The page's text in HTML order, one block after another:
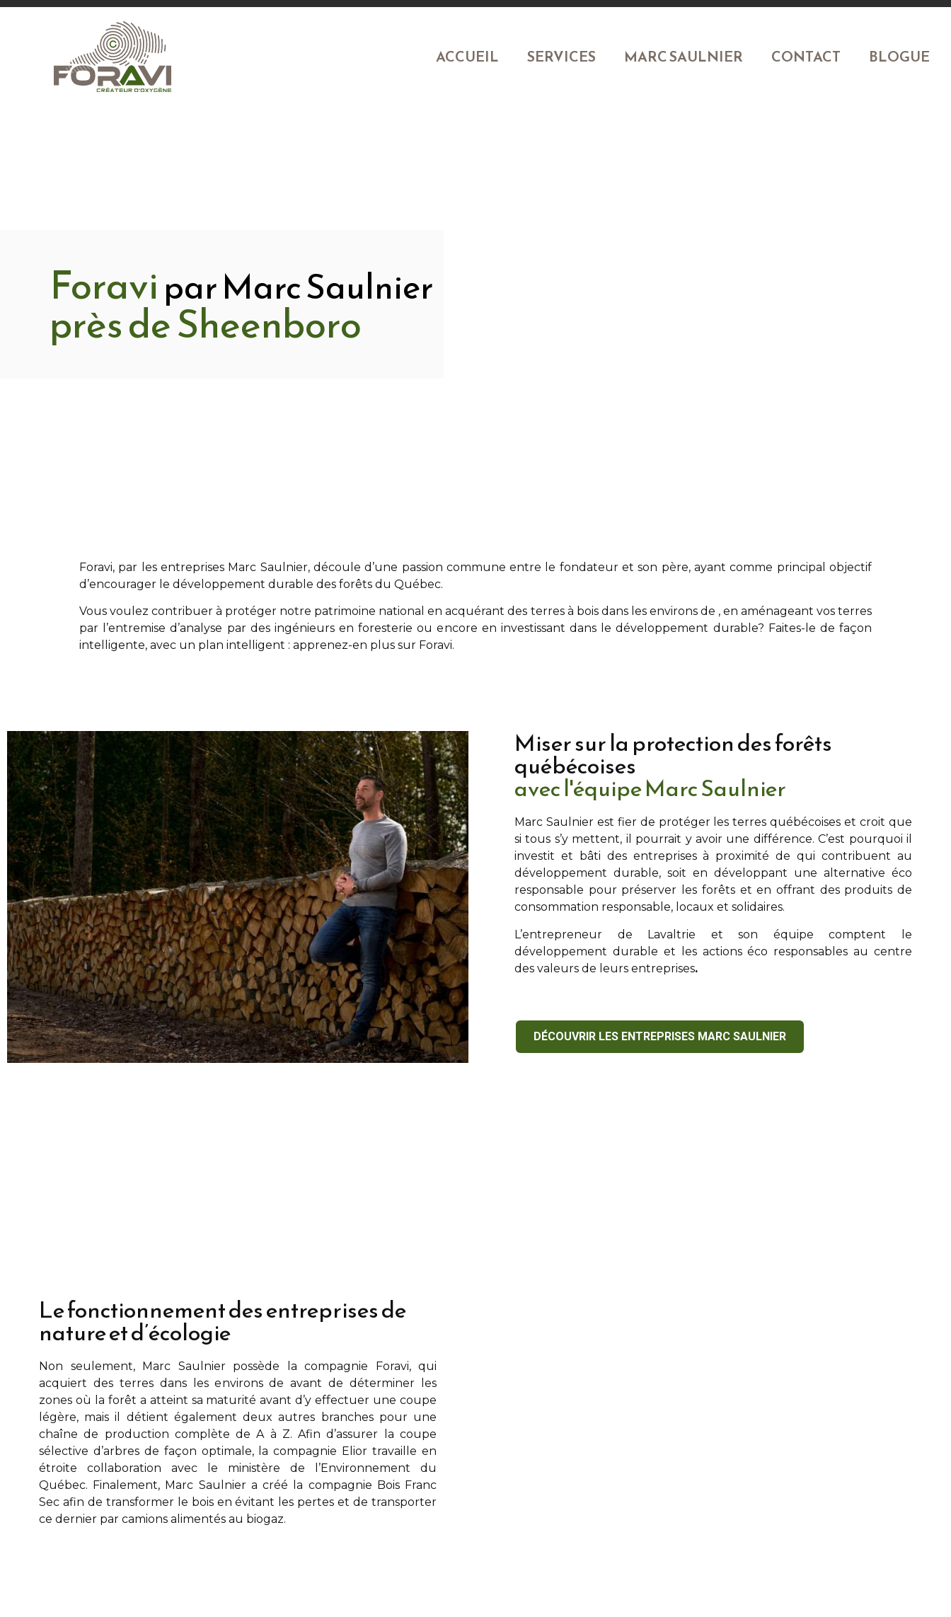
ACCUEIL SERVICES MARC SAULNIER CONTACT BLOGUE
Foravi par Marc Saulnier
près de Sheenboro
Foravi, par les entreprises Marc Saulnier, découle d’une passion commune entre le fondateur et son père, ayant comme principal objectif
d’encourager le développement durable des forêts du Québec.
Vous voulez contribuer à protéger notre patrimoine national en acquérant des terres à bois dans les environs de , en aménageant vos terres
par l’entremise d’analyse par des ingénieurs en foresterie ou encore en investissant dans le développement durable? Faites-le de façon
intelligente, avec un plan intelligent : apprenez-en plus sur Foravi.
Miser sur la protection des forêts
québécoises
avec l'équipe Marc Saulnier
Marc Saulnierest fier de protéger les terres québécoises et croit que
si tous s’y mettent, il pourrait y avoir une différence. C’est pourquoi il
investit et bâti des entreprises à proximité dequi contribuent au
développement durable, soit en développant une alternative éco
responsable pour préserver les forêts et en offrant des produits de
consommation responsable, locaux et solidaires.
L’entrepreneur de Lavaltrie et son équipe comptent le
développement durable et les actions éco responsables au centre
des valeurs de leurs entreprises.
DÉCOUVRIR LES ENTREPRISES MARC SAULNIER
Le fonctionnement des entreprises de
nature et d’écologie
Non seulement, Marc Saulnierpossède la compagnie Foravi, qui
acquiert des terres dans les environs deavant de déterminer les
zones où la forêt a atteint sa maturité avant d’y effectuer une coupe
légère, mais il détient également deux autres branches pour une
chaîne de production complète de A à Z. Afin d’assurer la coupe
sélective d’arbres de façon optimale, la compagnie Eliortravaille en
étroite collaboration avec le ministère de l’Environnement du
Québec. Finalement, Marc Saulniera créé la compagnie Bois Franc
Sec afin de transformer le bois en évitant les pertes et de transporter
ce dernier par camions alimentés au biogaz.